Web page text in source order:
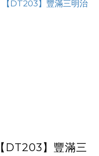
【DT203】豐滿三